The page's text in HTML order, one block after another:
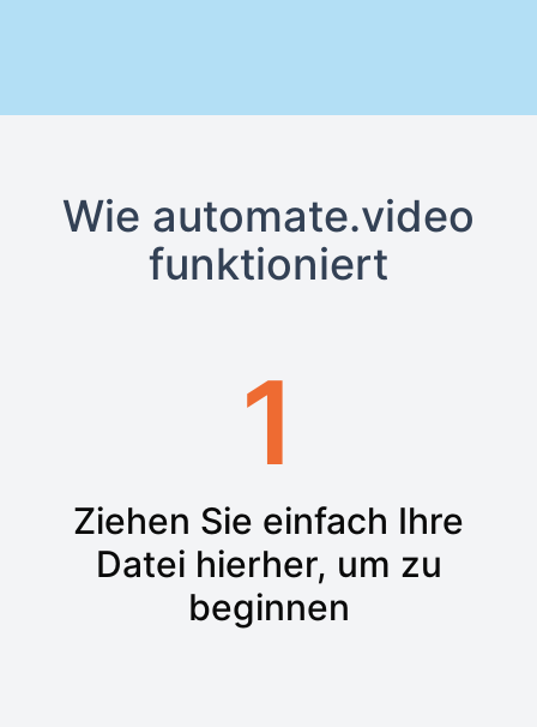
Wie automate.video
funktioniert
1
Ziehen Sie einfach Ihre
Datei hierher, um zu
beginnen